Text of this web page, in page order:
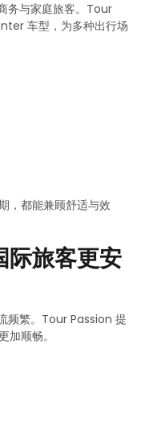
务与家庭旅客。Tour
车型，为多种出行场
，都能兼顾舒适与效
际旅客更安
频繁。Tour Passion 提
加顺畅。